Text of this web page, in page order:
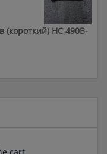
(короткий) НС 490B-